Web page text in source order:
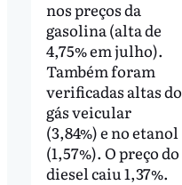
nos preços da
gasolina (alta de
4,75% em julho).
Também foram
verificadas altas do
gás veicular
(3,84%) e no etanol
(1,57%). O preço do
diesel caiu 1,37%.